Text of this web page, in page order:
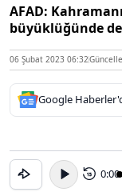
AFAD:
büyüklüğünde
06 Şubat 2023 06:32
Google
15 0:00